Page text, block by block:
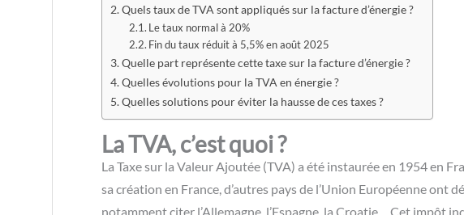
Quels taux de TVA sont appliqués sur la facture d’énergie ?
Le taux normal à 20%
Fin du taux réduit à 5,5% en août 2025
Quelle part représente cette taxe sur la facture d’énergie ?
Quelles évolutions pour la TVA en énergie ?
Quelles solutions pour éviter la hausse de ces taxes ?
La TVA, c’est quoi ?
La Taxe sur la Valeur Ajoutée (TVA) a été instaurée en 1954 en
sa création en France, d’autres pays de l’Union Européenne ont
notamment citer l’Allemagne, l’Espagne, la Croatie… Cet impôt